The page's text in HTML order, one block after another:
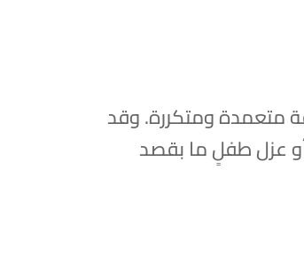
متعمدة ومتكررة. وقد
أو عزل طفلٍ ما بقصد